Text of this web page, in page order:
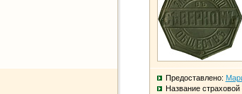
Предоставлено:
Название страховой